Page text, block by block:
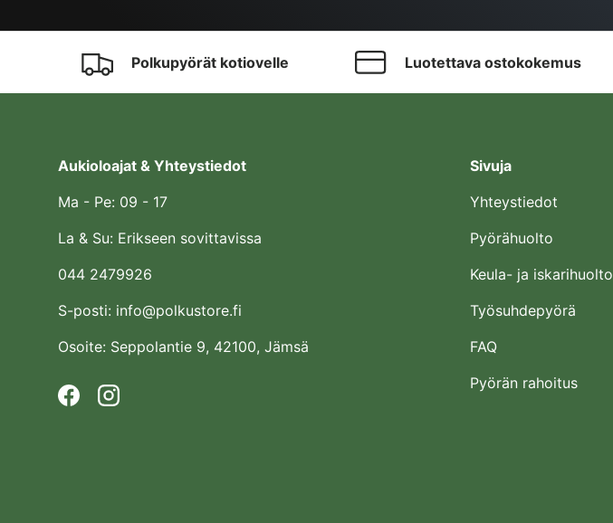
Polkupyörät kotiovelle Luotettava ostokokemus
Aukioloajat & Yhteystiedot
Ma - Pe: 09 - 17
La & Su: Erikseen sovittavissa
044 2479926
S-posti: info@polkustore.fi
Osoite: Seppolantie 9, 42100, Jämsä
FacebookInstagram
Sivuja
Yhteystiedot
Pyörähuolto
Keula- ja iskarihuolto
Työsuhdepyörä
FAQ
Pyörän rahoitus